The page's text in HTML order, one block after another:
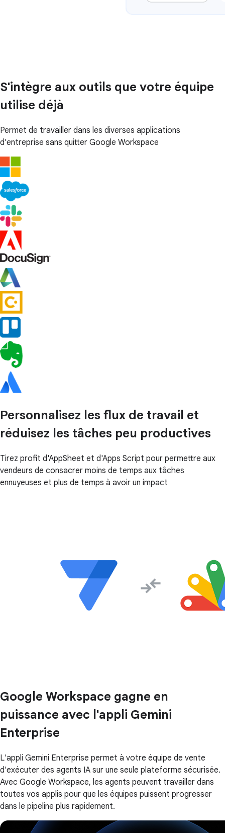
S'intègre aux outils que votre équipe
utilise déjà
Permet de travailler dans les diverses applications
d'entreprise sans quitter Google Workspace
Personnalisez les flux de travail et
réduisez les tâches peu productives
Tirez profit d'AppSheet et d'Apps Script pour permettre aux
vendeurs de consacrer moins de temps aux tâches
ennuyeuses et plus de temps à avoir un impact
Google Workspace gagne en
puissance avec l'appli Gemini
Enterprise
L'appli Gemini Enterprise permet à votre équipe de vente
d'exécuter des agents IA sur une seule plateforme sécurisée.
Avec Google Workspace, les agents peuvent travailler dans
toutes vos applis pour que les équipes puissent progresser
dans le pipeline plus rapidement.